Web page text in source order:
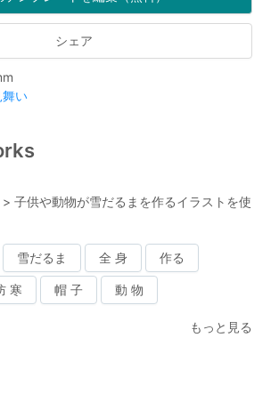
シェア
舞い
> 子供や動物が雪だるまを作るイラストを使
雪だるま 全 身 作る
寒 帽 子 動 物
もっと見る